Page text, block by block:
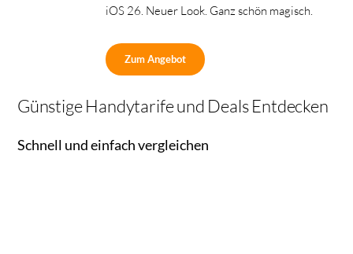
iOS 26. Neuer Look. Ganz schön magisch.
Zum Angebot
Günstige Handytarife und Deals Entdecken
Schnell und einfach vergleichen